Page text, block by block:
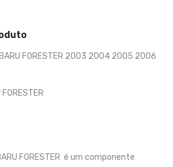
FORESTER 2003 2004 2005 2006
FORESTER é um componente